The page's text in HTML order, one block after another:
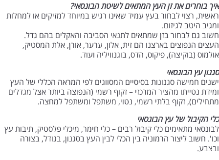
איך בוחרים את זן העץ המתאים לשיטת הבונסאי?
ראשית, רצוי לבחור בעץ עמיד שאינו רגיש במיוחד למזיקים או למחלות
ומגיב היטב לגיזום.
חשוב גם לבחור בזן שמתאים לתנאי הסביבה והאקלים בהם גדל.
העצים הנפוצים בארצנו הם זית, אלון, ערער, אורן, אלת המסטיק,
אולמוס (בוקיצה), פיקוס, הדס, בוגנוויליה ועוד.
סגנון עץ הבונסאי
ישנים חמישה סגנונות בסיסיים המסווגים לפי המראה הכללי של העץ
ומידת נטייתו מהציר המרכזי – זקוף רשמי (הנפוצה ביותר אצל מגדלים
מתחילים), זקוף בלתי רשמי, נטוי, משתפל ומשתפל למחצה.
כלי הקיבול של עץ הבונסאי
לבונסאי מתאימים כלי קיבול רבים – כלי חימר, מיכלי פלסטיק, תיבות עץ
וכו'. חשוב ליצור הרמוניה בין הכלי לבין העץ בסגנון, בגודל, בצורה
ובצבע.